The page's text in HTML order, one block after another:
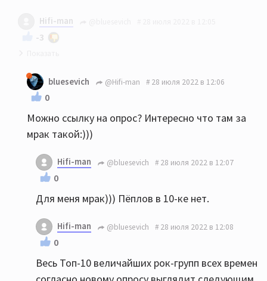
Тейлор со своими 73 ещё подросток, многия им
обоим лета!
Hifi-man
-3
Кстати, роллингам - 60 лет. И в британии сейчас
все журналы пестрят их фотками, 70т. билетов
раскуплены на концерт. И к этому решили
приурочить опрос о самой величайшей группе,
надеясь, что роллинги наконец-то обгонят
битлов)) Результат опроса их очень удивил: с
отрывом впереди - Queen - 26%; The Beatles - всё-
таки вторые - 15%; The Rolling Stones - еле
зацепились за 3-е - 6% Ну а далее вообще мрак,
удививший меня)))
bluesevich @Hifi-man 28 июля 2022 в 12:06
0
Можно ссылку на опрос? Интересно что там за
мрак такой:)))
Hifi-man @bluesevich 28 июля 2022 в 12:07
0
Для меня мрак))) Пёплов в 10-ке нет.
Hifi-man @bluesevich 28 июля 2022 в 12:08
0
Весь Топ-10 величайших рок-групп всех времен